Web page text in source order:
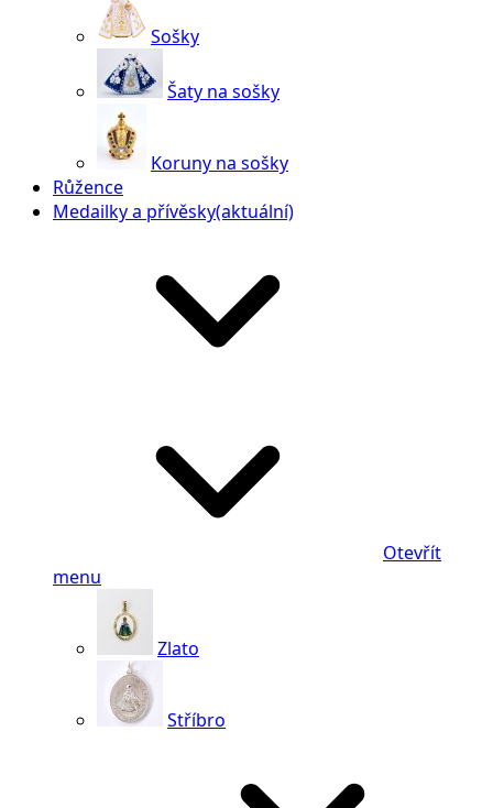
Sošky
Šaty na sošky
Koruny na sošky
Růžence
Medailky a přívěsky(aktuální)
Otevřít
menu
Zlato
Stříbro